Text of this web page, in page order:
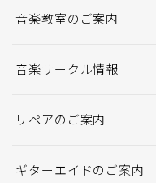
音楽教室のご案内
音楽サークル情報
リペアのご案内
ギターエイドのご案内